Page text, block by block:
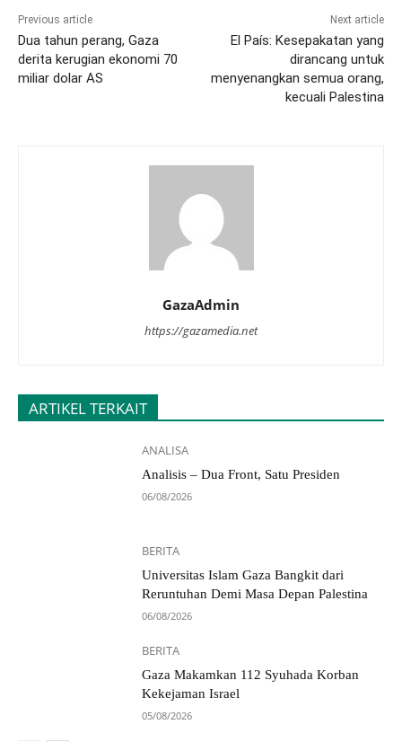
Previous article
Dua tahun perang, Gaza
derita kerugian ekonomi 70
miliar dolar AS
Next article
El País: Kesepakatan yang
dirancang untuk
menyenangkan semua orang,
kecuali Palestina
GazaAdmin
https://gazamedia.net
ARTIKEL TERKAIT
ANALISA
Analisis – Dua Front, Satu Presiden
06/08/2026
BERITA
Universitas Islam Gaza Bangkit dari
Reruntuhan Demi Masa Depan Palestina
06/08/2026
BERITA
Gaza Makamkan 112 Syuhada Korban
Kekejaman Israel
05/08/2026